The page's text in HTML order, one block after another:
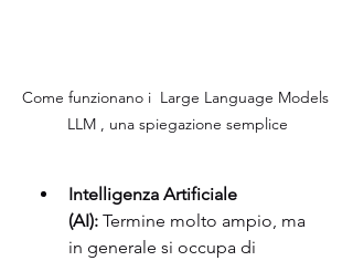
Come funzionano i  Large Language Models
LLM , una spiegazione semplice
Intelligenza Artificiale
(AI): Termine molto ampio, ma
in generale si occupa di